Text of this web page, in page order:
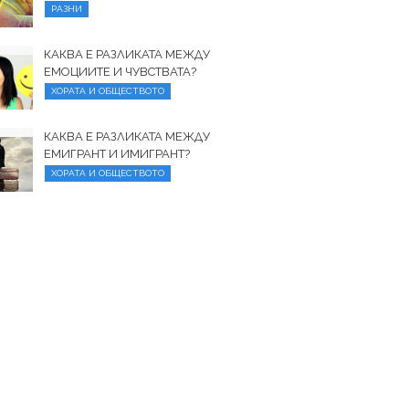
РАЗНИ
КАКВА Е РАЗЛИКАТА МЕЖДУ
ЕМОЦИИТЕ И ЧУВСТВАТА?
ХОРАТА И ОБЩЕСТВОТО
КАКВА Е РАЗЛИКАТА МЕЖДУ
ЕМИГРАНТ И ИМИГРАНТ?
ХОРАТА И ОБЩЕСТВОТО